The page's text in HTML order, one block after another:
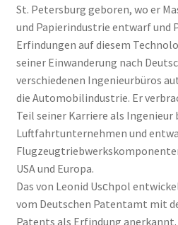
St. Petersburg geboren, wo er
und Papierindustrie entwarf und
Erfindungen auf diesem
seiner Einwanderung nach
verschiedenen Ingenieurbüros
die Automobilindustrie. Er
Teil seiner Karriere als Ingenieur
Luftfahrtunternehmen und
USA und Europa.
Das von Leonid Usсhpol
vom Deutschen Patentamt mit
Patents als Erfindung anerkannt.